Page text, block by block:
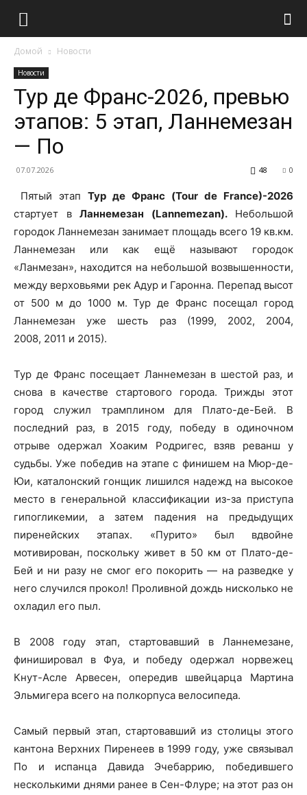
Домой Новости
Новости
Тур де Франс-2026, превью
этапов: 5 этап, Ланнемезан
— По
07.07.2026 0
48
Пятый этап Тур де Франс (Tour de France)-2026
стартует в Ланнемезан (Lannemezan).Небольшой
городок Ланнемезан занимает площадь всего 19 кв.км.
Ланнемезан или как ещё называют городок
«Ланмезан», находится на небольшой возвышенности,
между верховьями pек Адур и Гаронна. Перепад высот
от 500 м до 1000 м. Тур де Франс посещал город
Ланнемезан уже шесть раз (1999, 2002, 2004,
2008, 2011 и 2015).
Тур де Франс посещает Ланнемезан в шестой раз, и
снова в качестве стартового города. Трижды этот
город служил трамплином для Плато-де-Бей. В
последний раз, в 2015 году, победу в одиночном
отрыве одержал Хоаким Родригес, взяв реванш у
судьбы. Уже победив на этапе с финишем на Мюр-де-
Юи, каталонский гонщик лишился надежд на высокое
место в генеральной классификации из-за приступа
гипогликемии, а затем падения на предыдущих
пиренейских этапах. «Пурито» был вдвойне
мотивирован, поскольку живет в 50 км от Плато-де-
Бей и ни разу не смог его покорить — на разведке у
него случился прокол! Проливной дождь нисколько не
охладил его пыл.
В 2008 году этап, стартовавший в Ланнемезане,
финишировал в Фуа, и победу одержал норвежец
Кнут-Асле Арвесен, опередив швейцарца Мартина
Эльмигера всего на полкорпуса велосипеда.
Самый первый этап, стартовавший из столицы этого
кантона Верхних Пиренеев в 1999 году, уже связывал
По и испанца Давида Эчебаррию, победившего
несколькими днями ранее в Сен-Флуре; на этот раз он